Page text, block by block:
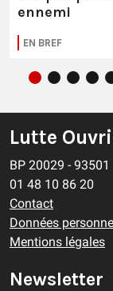
ennemi
EN BREF
Lutte
BP 20029 - 93501
01 48 10 86 20
Contact
Données
Mentions légales
Newsletter